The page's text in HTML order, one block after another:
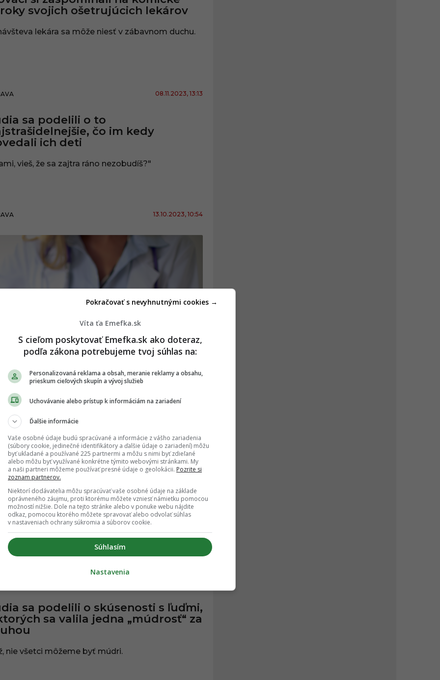
svojich ošetrujúcich lekárov
lekára sa môže niesť v zábavnom duchu.
08.11.2023, 13:13
sa podelili o to
čo im kedy
ich deti
vieš, že sa zajtra ráno nezobudíš?"
13.10.2023, 10:54
čo najšialenejšie im kedy
08.10.2023, 11:01
profil zbiera zábavné
z českého jazyka (2. časť)
si servítku pred ústa rozhodne nedávajú!
sa podelili o skúsenosti s ľuďmi,
sa valila jedna „múdrosť“ za
nie všetci môžeme byť múdri.
Víta ťa Emefka.sk
S cieľom poskytovať Emefka.sk ako doteraz,
podľa zákona potrebujeme tvoj súhlas na:
Personalizovaná reklama a obsah, meranie reklamy a obsahu,
prieskum cieľových skupín a vývoj služieb
Uchovávanie alebo prístup k informáciám na zariadení
Ďalšie informácie
Vaše osobné údaje budú spracúvané a informácie z vášho zariadenia
(súbory cookie, jedinečné identifikátory a ďalšie údaje o zariadení) môžu
byť ukladané a používané 225 partnermi a môžu s nimi byť zdieľané
alebo môžu byť využívané konkrétne týmito webovými stránkami. My
a naši partneri môžeme používať presné údaje o geolokácii. Pozrite si
zoznam partnerov.
Niektorí dodávatelia môžu spracúvať vaše osobné údaje na základe
oprávneného záujmu, proti ktorému môžete vzniesť námietku pomocou
možností nižšie. Dole na tejto stránke alebo v ponuke webu nájdite
odkaz, pomocou ktorého môžete spravovať alebo odvolať súhlas
v nastaveniach ochrany súkromia a súborov cookie.
Súhlasím
Pokračovať s nevyhnutnými cookies →
Nastavenia